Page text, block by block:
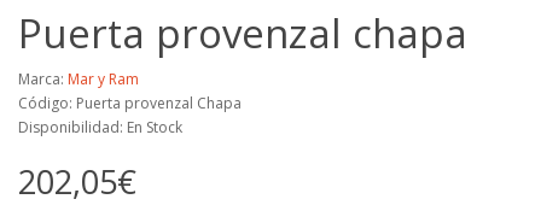
Puerta provenzal chapa
Marca: Mar y Ram
Código: Puerta provenzal Chapa
Disponibilidad: En Stock
202,05€